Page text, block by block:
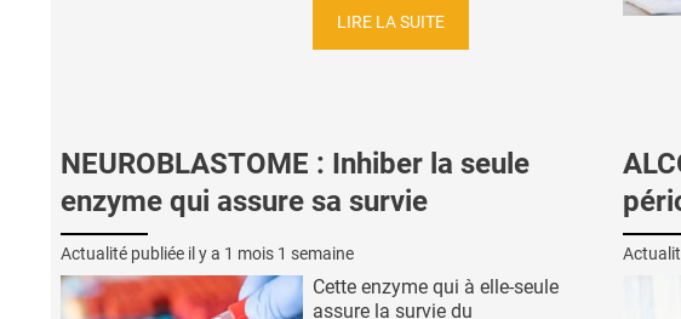
LIRE LA SUITE
NEUROBLASTOME : Inhiber la seule
enzyme qui assure sa survie
Actualité publiée il y a 1 mois 1 semaine
Cette enzyme qui à elle-seule
assure la survie du